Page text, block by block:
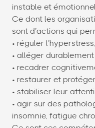
instable et
Ce dont les
sont d’actions qui
• réguler l’hyperstress,
• alléger
• recadrer
• restaurer et
• stabiliser leur
• agir sur des
insomnie, fatigue